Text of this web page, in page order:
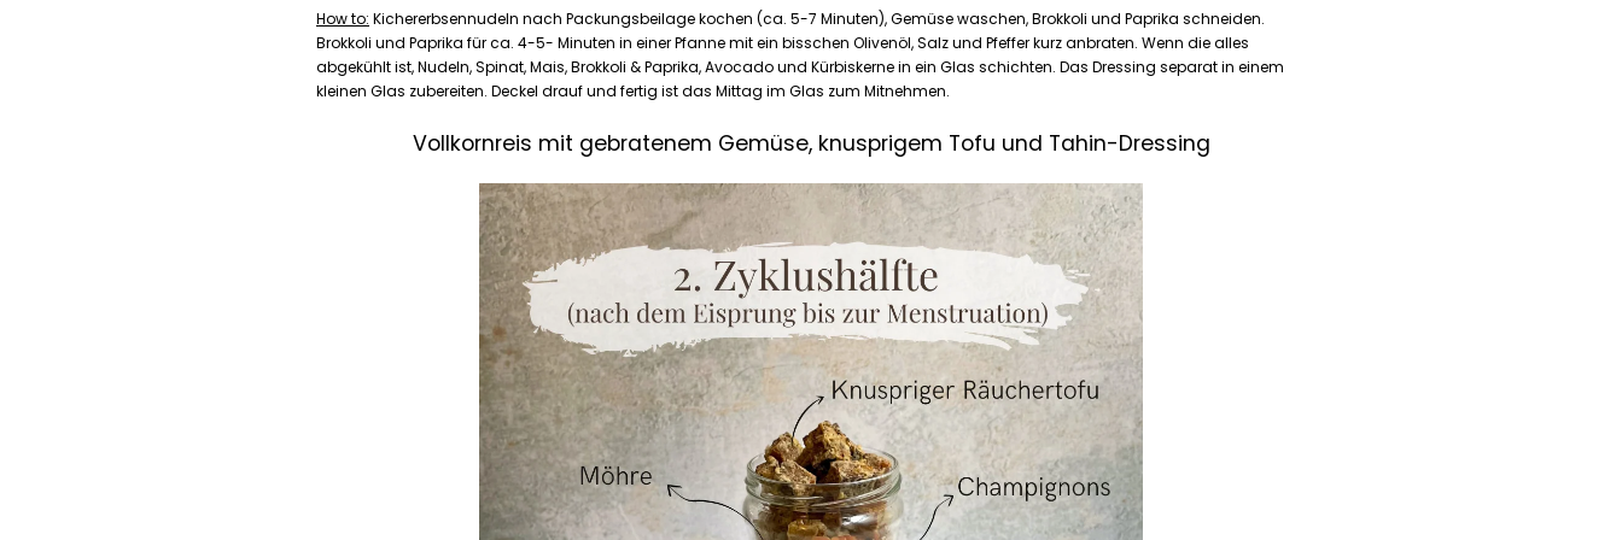
How to: Kichererbsennudeln nach Packungsbeilage kochen (ca. 5-7 Minuten), Gemüse waschen, Brokkoli und Paprika schneiden.
Brokkoli und Paprika für ca. 4-5- Minuten in einer Pfanne mit ein bisschen Olivenöl, Salz und Pfeffer kurz anbraten. Wenn die alles
abgekühlt ist, Nudeln, Spinat, Mais, Brokkoli & Paprika, Avocado und Kürbiskerne in ein Glas schichten. Das Dressing separat in einem
kleinen Glas zubereiten. Deckel drauf und fertig ist das Mittag im Glas zum Mitnehmen.
Vollkornreis mit gebratenem Gemüse, knusprigem Tofu und Tahin-Dressing